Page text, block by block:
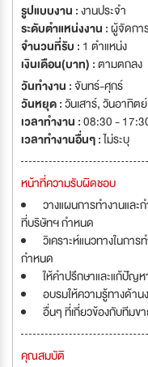
รูปแบบงาน :งานประจำ
ระดับตำแหน่งงาน :ผู้จัดกา
จำนวนที่รับ : 1 ตำแหน่ง
เงินเดือน(บาท) :ตามตกลง
วันทำงาน :จันทร์-ศุกร์
วันหยุด :วันเสาร์,วันอาทิตย์
เวลาทำงาน :08:30 -
เวลาทำงานอื่นๆ :ไม่ระบุ
หน้าที่ความรับผิดชอบ
วางแผนการทำงานและ
ที่บริษัทฯ กำหนด
วิเคราะห์แนวทางในกา
กำหนด
ให้คำปรึกษาและแก้ปัญ
อบรมให้ความรู้ทางด้า
อื่นๆ ที่เกี่ยวข้องกับทีม
คุณสมบัติ